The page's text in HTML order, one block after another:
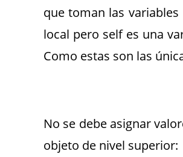
que toman las
local pero self es una
Como estas son las
No se debe asignar
objeto de nivel superior: